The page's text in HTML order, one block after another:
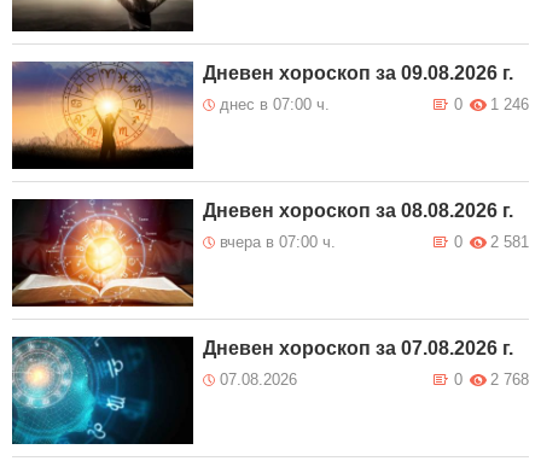
Дневен хороскоп за 09.08.2026 г.
днес в 07:00 ч. 1 246
0
Дневен хороскоп за 08.08.2026 г.
вчера в 07:00 ч. 2 581
0
Дневен хороскоп за 07.08.2026 г.
07.08.2026 2 768
0